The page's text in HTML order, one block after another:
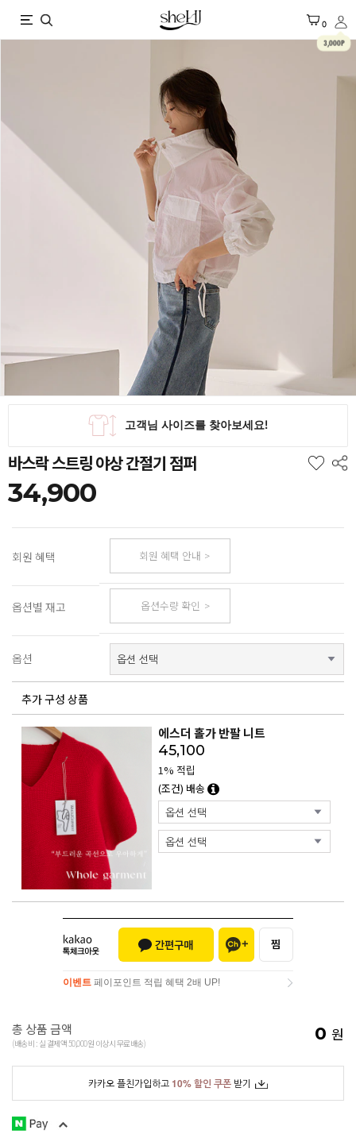
X 0
3,000P
바스락 스트링 야상 간절기 점퍼
34,900
회원 혜택 회원 혜택 안내
옵션별 재고 옵션수량 확인
옵션
추가 구성 상품
에스더 홀가 반팔 니트
45,100
1% 적립
(조건) 배송
이벤트 페이포인트 적립 혜택 2배 UP!
총 상품 금액
(배송비 : 실 결제액 50,000원 이상시 무료배송) 0 원
카카오 플친가입하고10% 할인 쿠폰 받기